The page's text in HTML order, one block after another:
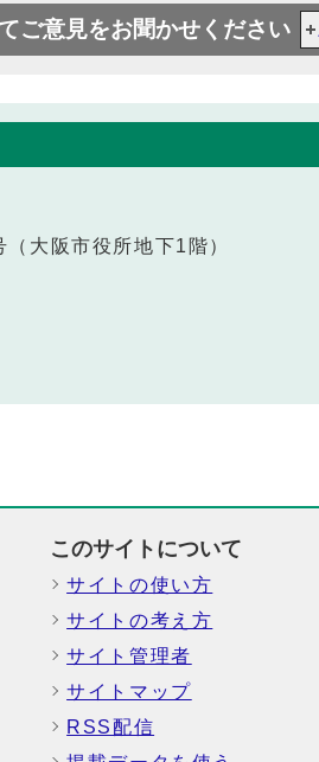
ご意見をお聞かせください
大阪市役所地下1階）
このサイトについて
サイトの使い方
サイトの考え方
サイト管理者
サイトマップ
RSS配信